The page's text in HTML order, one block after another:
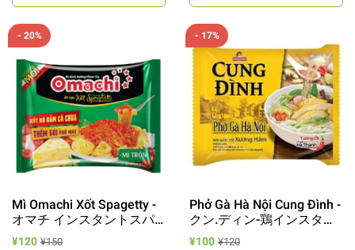
- 20%
Mì Omachi Xốt Spagetty -
オマチ インスタントスパ
ゲッティ
¥120 ¥150
- 17%
Phở Gà Hà Nội Cung Đình -
クン.ディン-鶏インスタン
トフォー
¥100 ¥120